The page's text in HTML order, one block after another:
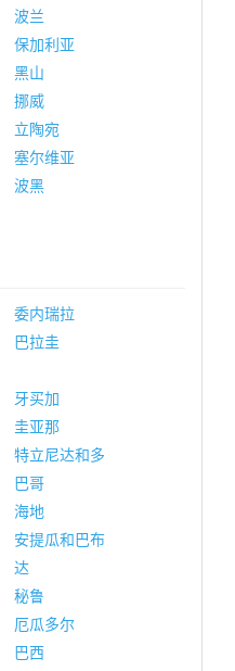
波兰
保加利亚
黑山
挪威
立陶宛
塞尔维亚
波黑
委内瑞拉
巴拉圭
牙买加
圭亚那
特立尼达和多
巴哥
海地
安提瓜和巴布
达
秘鲁
厄瓜多尔
巴西